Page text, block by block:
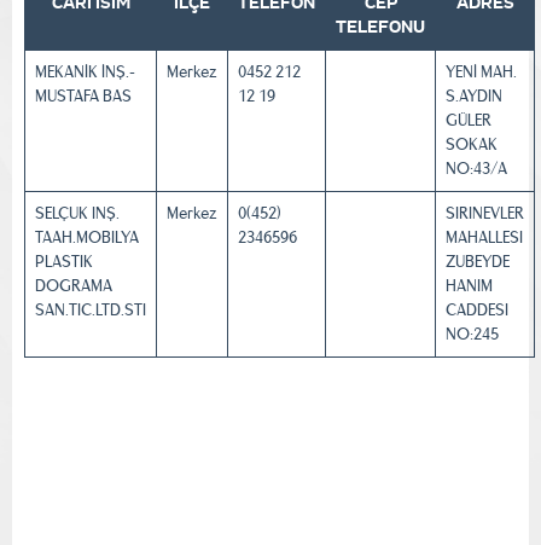
TELEFONU
MEKANİK İNŞ.-
MUSTAFA BAS
Merkez
0452 212
12 19
YENİ MAH.
S.AYDIN
GÜLER
SOKAK
NO:43/A
SELÇUK INŞ.
TAAH.MOBILYA
PLASTIK
DOGRAMA
SAN.TIC.LTD.STI
Merkez
0(452)
2346596
SIRINEVLER
MAHALLESI
ZUBEYDE
HANIM
CADDESI
NO:245